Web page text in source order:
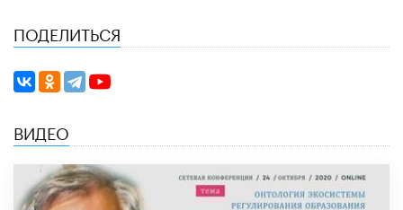
ПОДЕЛИТЬСЯ
ВИДЕО